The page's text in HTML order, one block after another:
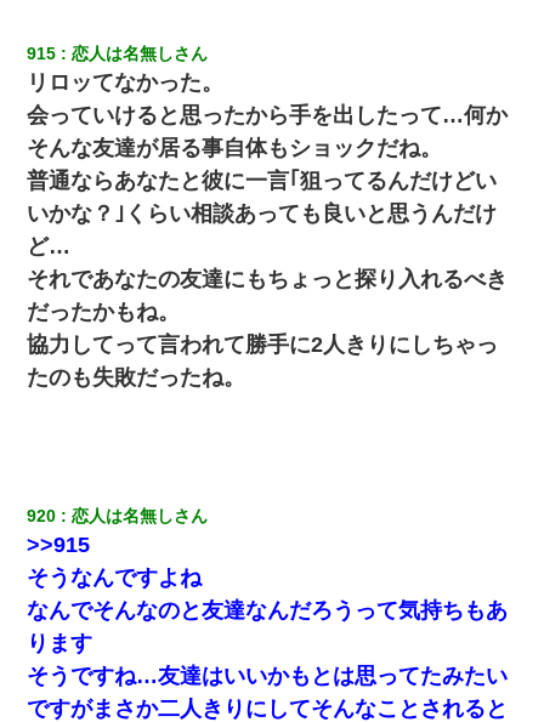
915 恋人は名無しさん
リロッてなかった。
会っていけると思ったから手を出したって…何か
そんな友達が居る事自体もショックだね。
普通ならあなたと彼に一言｢狙ってるんだけどい
いかな？｣くらい相談あっても良いと思うんだけ
ど…
それであなたの友達にもちょっと探り入れるべき
だったかもね。
協力してって言われて勝手に2人きりにしちゃっ
たのも失敗だったね。
920 恋人は名無しさん
>>915
そうなんですよね
なんでそんなのと友達なんだろうって気持ちもあ
ります
そうですね…友達はいいかもとは思ってたみたい
ですがまさか二人きりにしてそんなことされると